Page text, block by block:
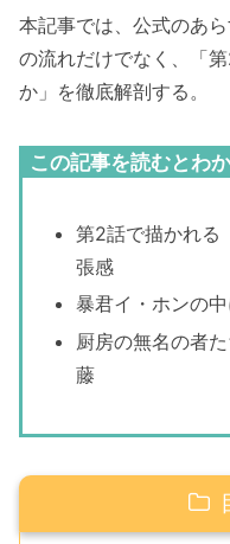
本記事では、公式のあ
の流れだけでなく、「
か」を徹底解剖する。
この記事を読むとわ
第2話で描かれる
張感
暴君イ・ホンの
厨房の無名の者
藤